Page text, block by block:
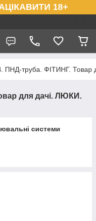
18+
труба. ФІТИНГ. Товар
для дачі. ЛЮКИ.
системи